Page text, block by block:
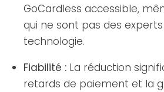
GoCardless accessible,
qui ne sont pas des
technologie.
Fiabilité : La réduction
retards de paiement et la